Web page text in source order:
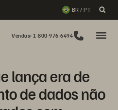
BR / PT
Vendas: 1-800-976-6494
lança era de
de dados não